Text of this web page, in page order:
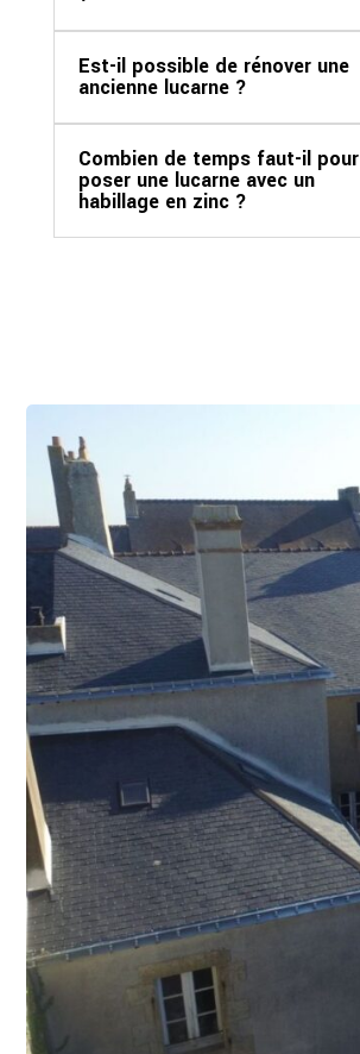
Est-il possible de rénover une
ancienne lucarne ?
Combien de temps faut-il pour
poser une lucarne avec un
habillage en zinc ?